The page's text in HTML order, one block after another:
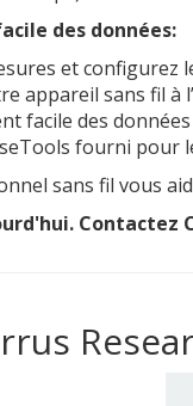
des données:
et configurez
appareil sans fil à
facile des
fourni pour
sans fil vous